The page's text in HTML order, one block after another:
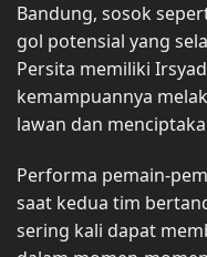
Bandung, sosok
gol potensial yang
Persita memiliki
kemampuannya
lawan dan
Performa pemain-
saat kedua tim
sering kali dapat